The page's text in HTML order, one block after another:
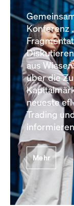
Konferenz
aus
über die
neueste
Trading
Mehr